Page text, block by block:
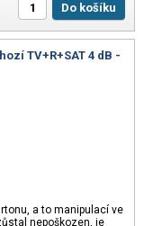
Do košíku
TV+R+SAT 4 dB -
a to manipulací ve
nepoškozen, je